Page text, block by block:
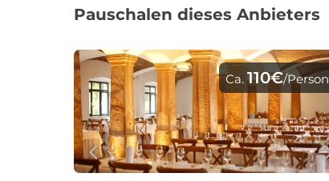
Pauschalen dieses Anbieters
Ca. 110€/Person